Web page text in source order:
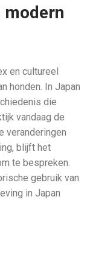
en cultureel
honden. In Japan
die
vandaag de
veranderingen
blijft het
te bespreken.
gebruik van
in Japan